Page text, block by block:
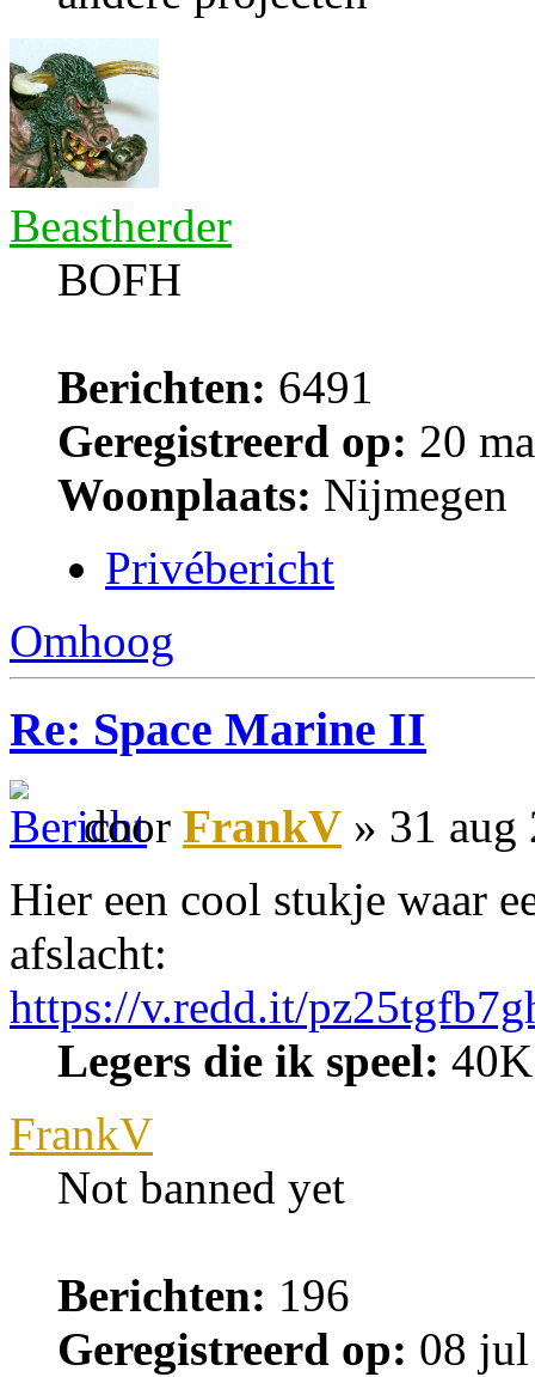
Beastherder
BOFH
Berichten: 6491
Geregistreerd op: 20
Woonplaats: Nijmegen
Privébericht
Omhoog
Re: Space Marine II
door FrankV » 31 aug
Hier een cool stukje waar
afslacht:
https://v.redd.it/
Legers die ik speel:
FrankV
Not banned yet
Berichten: 196
Geregistreerd op: 08